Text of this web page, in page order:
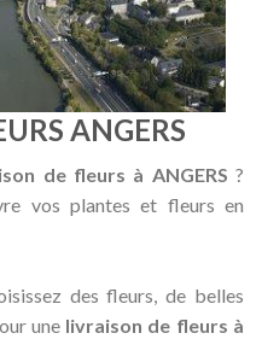
ANGERS
de fleurs à ANGERS ?
vos plantes et fleurs en
des fleurs, de belles
une livraison de fleurs à